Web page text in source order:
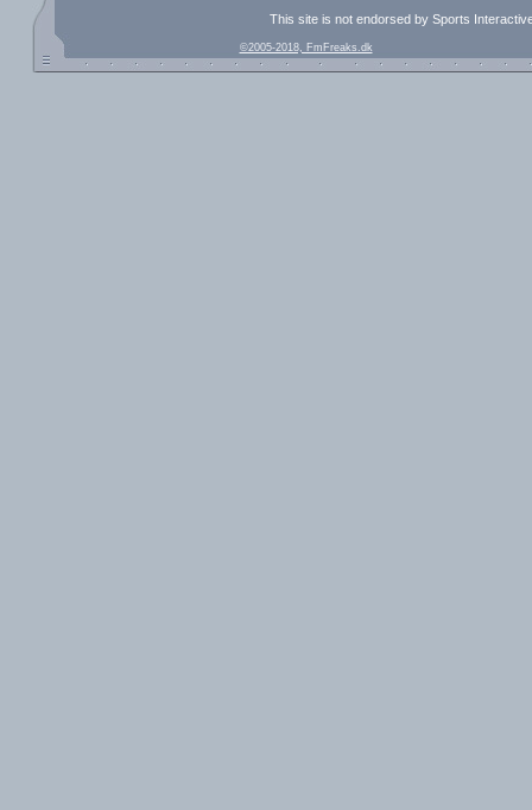
This site is not endorsed by Sports
©2005-2018, FmFreaks.dk